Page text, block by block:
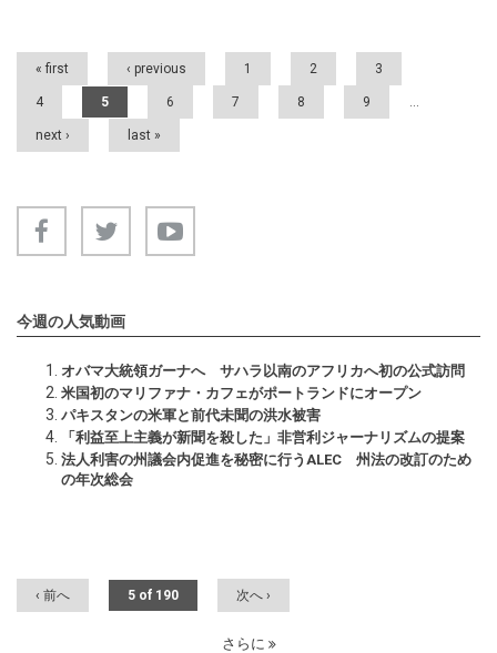
Pages
« first ‹ previous 1 2 3
4 5 6 7 8 9 …
next › last »
今週の人気動画
オバマ大統領ガーナへ サハラ以南のアフリカへ初の公式訪問
米国初のマリファナ・カフェがポートランドにオープン
パキスタンの米軍と前代未聞の洪水被害
「利益至上主義が新聞を殺した」非営利ジャーナリズムの提案
法人利害の州議会内促進を秘密に行うALEC 州法の改訂のため
の年次総会
‹ 前へ 5 of 190 次へ ›
さらに